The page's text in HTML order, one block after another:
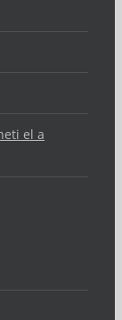
el a